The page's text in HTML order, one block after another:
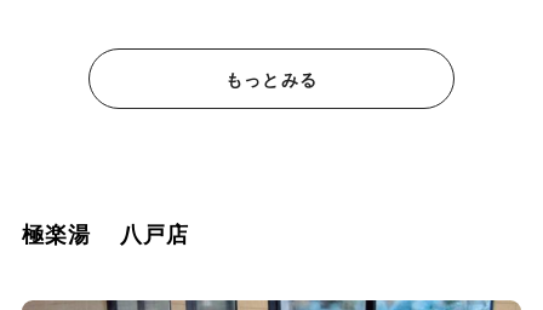
もっとみる
極楽湯 八戸店